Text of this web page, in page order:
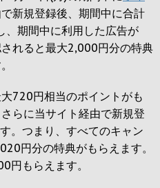
新規登録後、期間中に合計
期間中に利用した広告が
れると最大2,000円分の特典
720円相当のポイントがも
らに当サイト経由で新規登
。つまり、すべてのキャン
円分の特典がもらえます。
円もらえます。